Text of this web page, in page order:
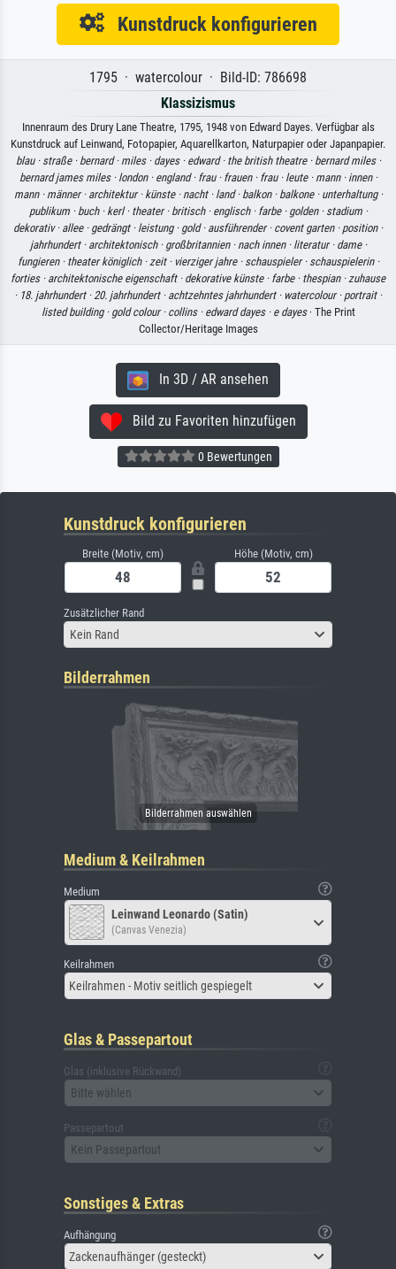
Kunstdruck konfigurieren
1795 · watercolour · Bild-ID: 786698
Klassizismus
Innenraum des Drury Lane Theatre, 1795, 1948 von Edward Dayes. Verfügbar als
Kunstdruck auf Leinwand, Fotopapier, Aquarellkarton, Naturpapier oder Japanpapier.
blau · straße · bernard · miles · dayes · edward · the british theatre · bernard miles ·
bernard james miles · london · england · frau · frauen · frau · leute · mann · innen ·
mann · männer · architektur · künste · nacht · land · balkon · balkone · unterhaltung ·
publikum · buch · kerl · theater · britisch · englisch · farbe · golden · stadium ·
dekorativ · allee · gedrängt · leistung · gold · ausführender · covent garten · position ·
jahrhundert · architektonisch · großbritannien · nach innen · literatur · dame ·
fungieren · theater königlich ·zeit · vierziger jahre · schauspieler · schauspielerin ·
forties · architektonische eigenschaft · dekorative künste · farbe · thespian ·zuhause
· 18. jahrhundert ·20. jahrhundert · achtzehntes jahrhundert · watercolour · portrait ·
listed building · gold colour · collins · edward dayes · e dayes· The Print
Collector/Heritage Images
In 3D / AR ansehen
Bild zu Favoriten hinzufügen
0 Bewertungen
Kunstdruck konfigurieren
Breite (Motiv, cm) Höhe (Motiv, cm)
Zusätzlicher Rand
Kein Rand
Bilderrahmen
Medium & Keilrahmen
Medium
Leinwand Leonardo (Satin)
(Canvas Venezia)
Keilrahmen
Keilrahmen - Motiv seitlich gespiegelt
Glas & Passepartout
Glas (inklusive Rückwand)
Bitte wählen
Passepartout
Kein Passepartout
Sonstiges & Extras
Aufhängung
Zackenaufhänger (gesteckt)